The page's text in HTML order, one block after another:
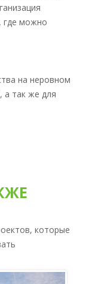
где можно
на неровном
а так же для
которые